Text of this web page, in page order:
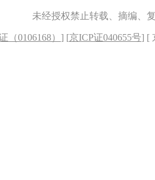
未经授权禁止转载、摘编、
（0106168） ] [京ICP证040655号] [